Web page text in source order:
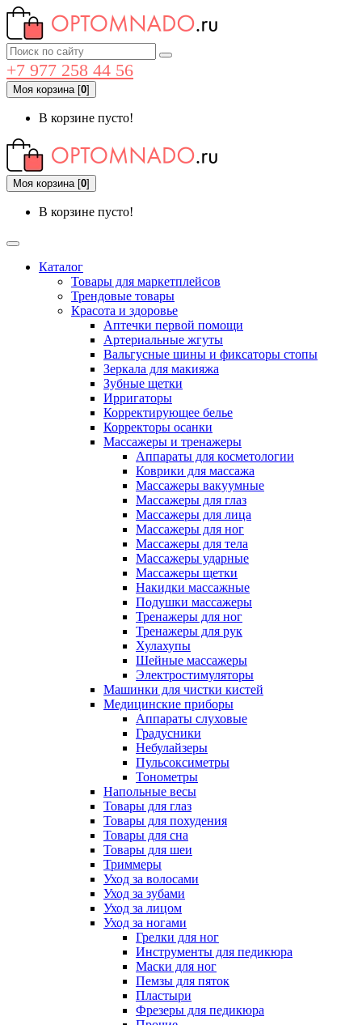
+7 977 258 44 56
Моя корзина[0]
В корзине пусто!
Моя корзина[0]
В корзине пусто!
Каталог
Товары для маркетплейсов
Трендовые товары
Красота и здоровье
Аптечки первой помощи
Артериальные жгуты
Вальгусные шины и фиксаторы стопы
Зеркала для макияжа
Зубные щетки
Ирригаторы
Корректирующее белье
Корректоры осанки
Массажеры и тренажеры
Аппараты для косметологии
Коврики для массажа
Массажеры вакуумные
Массажеры для глаз
Массажеры для лица
Массажеры для ног
Массажеры для тела
Массажеры ударные
Массажеры щетки
Накидки массажные
Подушки массажеры
Тренажеры для ног
Тренажеры для рук
Хулахупы
Шейные массажеры
Электростимуляторы
Машинки для чистки кистей
Медицинские приборы
Аппараты слуховые
Градусники
Небулайзеры
Пульсоксиметры
Тонометры
Напольные весы
Товары для глаз
Товары для похудения
Товары для сна
Товары для шеи
Триммеры
Уход за волосами
Уход за зубами
Уход за лицом
Уход за ногами
Грелки для ног
Инструменты для педикюра
Маски для ног
Пемзы для пяток
Пластыри
Фрезеры для педикюра